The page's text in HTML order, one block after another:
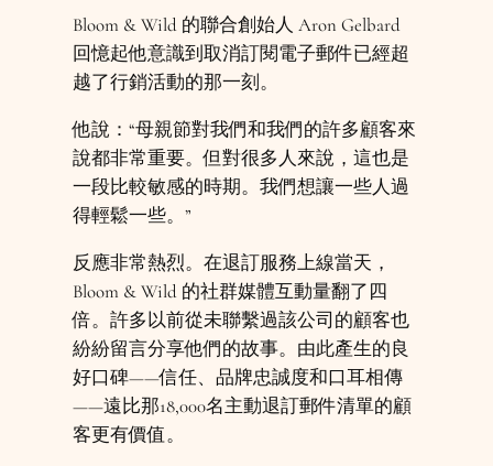
Bloom & Wild 的聯合創始人 Aron Gelbard
回憶起他意識到取消訂閱電子郵件已經超
越了行銷活動的那一刻。
他說：“母親節對我們和我們的許多顧客來
說都非常重要。但對很多人來說，這也是
一段比較敏感的時期。我們想讓一些人過
得輕鬆一些。”
反應非常熱烈。在退訂服務上線當天，
Bloom & Wild 的社群媒體互動量翻了四
倍。許多以前從未聯繫過該公司的顧客也
紛紛留言分享他們的故事。由此產生的良
好口碑——信任、品牌忠誠度和口耳相傳
——遠比那18,000名主動退訂郵件清單的顧
客更有價值。